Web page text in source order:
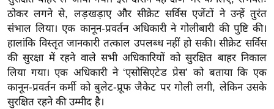
व
र्ल्ड
न्यू
ज
ब्री
फ
ठोकर लगने से, लड़खड़ाए और सीक्रेट सर्विस एजेंटों ने उन्हें तुरंत
संभाल लिया। एक कानून-प्रवर्तन अधिकारी ने गोलीबारी की पुष्टि की।
हालांकि विस्तृत जानकारी तत्काल उपलब्ध नहीं हो सकी। सीक्रेट सर्विस
की सुरक्षा में रहने वाले सभी अधिकारियों को सुरक्षित बाहर निकाल
लिया गया। एक अधिकारी ने ‘एसोसिएटेड प्रेस’ को बताया कि एक
कानून-प्रवर्तन कर्मी को बुलेट-प्रूफ जैकेट पर गोली लगी, लेकिन उसके
सुरक्षित रहने की उम्मीद है।